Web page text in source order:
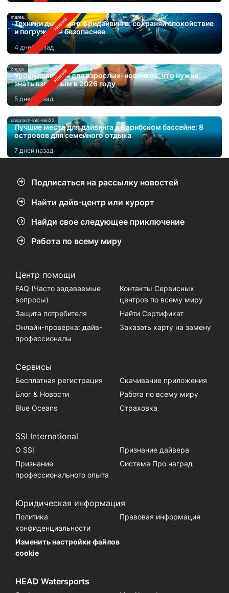
mares
Техники дыхания в фридайвинге: сохраняй спокойствие
и погружайся безопаснее
4 дней назад
zoggs
Уроки плавания для взрослых-новичков: что нужно
знать взрослым в 2026 году
5 дней назад
unsplash-loki-loki22
Лучшие места для дайвинга в Карибском бассейне: 8
островов для семейного отдыха
7 дней назад
Подписаться на рассылку новостей
Найти дайв-центр или курорт
Найди свое следующее приключение
Работа по всему миру
Центр помощи
FAQ (Часто задаваемые
вопросы)
Контакты Сервисных
центров по всему миру
Защита потребителя
Найти Сертификат
Онлайн-проверка: дайв-
профессионалы
Заказать карту на замену
Сервисы
Бесплатная регистрация
Скачивание приложения
Блог & Новости
Работа по всему миру
Blue Oceans
Страховка
SSI International
О SSI
Признание дайвера
Признание
профессионального опыта
Система Про наград
Юридическая информация
Политика
конфиденциальности
Правовая информация
Изменить настройки файлов
cookie
HEAD Watersports